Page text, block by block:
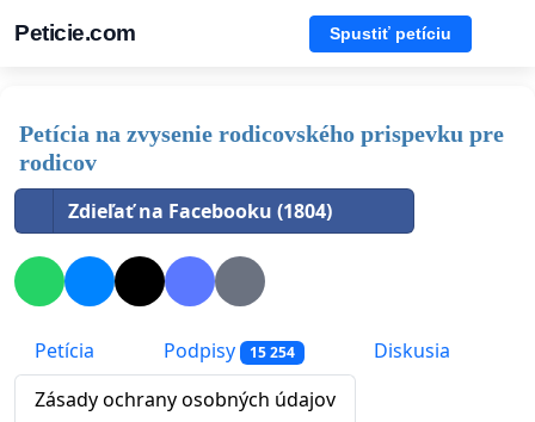
Peticie.com Spustiť petíciu
Petícia na zvysenie rodicovského prispevku pre
rodicov
Zdieľať na Facebooku (1804)
Petícia Podpisy 15 254
Diskusia
Zásady ochrany osobných údajov